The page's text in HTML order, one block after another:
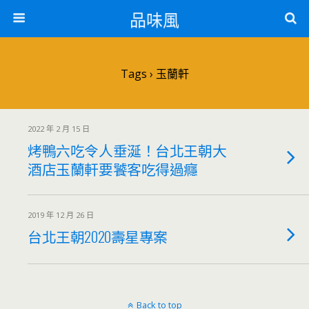
品味風
Tags › 玉蘭軒
2022 年 2 月 15 日
烤鴨六吃令人垂涎！台北王朝大
酒店玉蘭軒要饕客吃得過癮
2019 年 12 月 26 日
台北王朝2020壽星專案
Back to top